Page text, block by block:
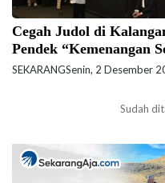
Cegah Judol di
Pendek “Kemenangan
SEKARANGSenin, 2 Desember
Sudah